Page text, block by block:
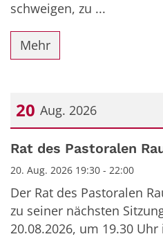
schweigen, zu ...
Mehr
20 Aug. 2026
Datum: 20. August 2026
Rat des Pastoralen
20. Aug. 2026 19:30 - 22:00
Der Rat des Pastoralen
zu seiner nächsten
20.08.2026, um 19.30 Uhr